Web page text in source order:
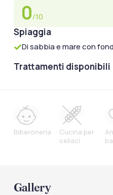
0/10
Spiaggia
Di sabbia e mare con
Trattamenti disponibili
Biberoneria
Cucina per
celiaci
Gallery